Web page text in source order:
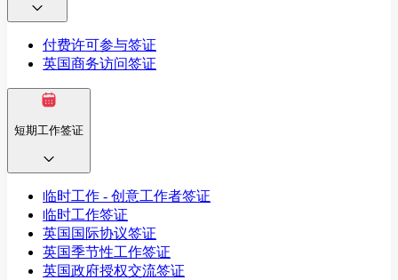
付费许可参与签证
英国商务访问签证
短期工作签证
临时工作 - 创意工作者签证
临时工作签证
英国国际协议签证
英国季节性工作签证
英国政府授权交流签证